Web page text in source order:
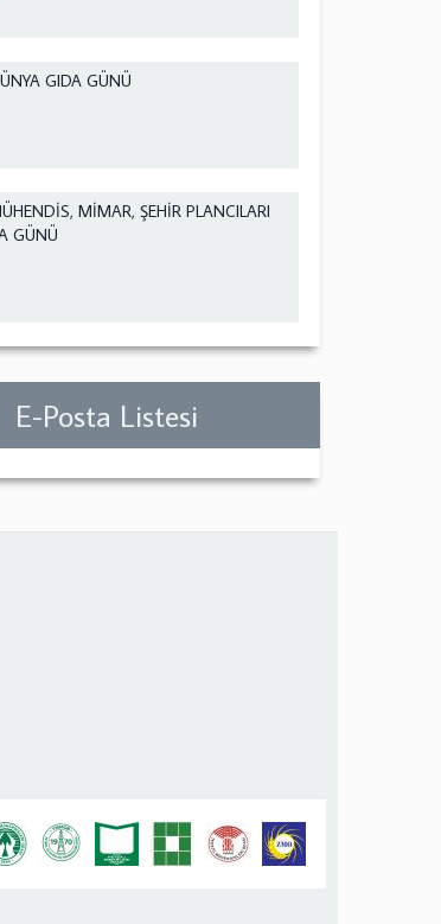
GIDA GÜNÜ
MİMAR, ŞEHİR PLANCILARI
GÜNÜ
E-Posta Listesi